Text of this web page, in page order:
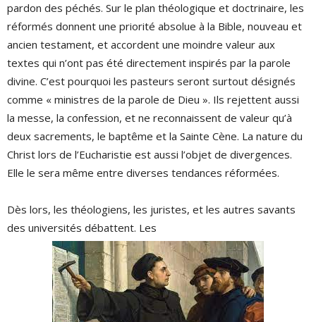
pardon des péchés. Sur le plan théologique et doctrinaire, les
réformés donnent une priorité absolue à la Bible, nouveau et
ancien testament, et accordent une moindre valeur aux
textes qui n’ont pas été directement inspirés par la parole
divine. C’est pourquoi les pasteurs seront surtout désignés
comme « ministres de la parole de Dieu ». Ils rejettent aussi
la messe, la confession, et ne reconnaissent de valeur qu’à
deux sacrements, le baptême et la Sainte Cène. La nature du
Christ lors de l’Eucharistie est aussi l’objet de divergences.
Elle le sera même entre diverses tendances réformées.
Dès lors, les théologiens, les juristes, et les autres savants
des universités débattent. Les